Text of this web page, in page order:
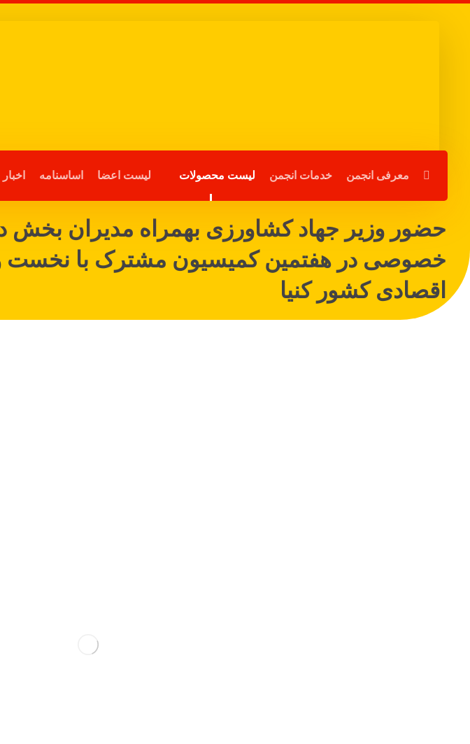
معرفی انجمن خدمات انجمن لیست محصولات لیست اعضا اساسنامه اخبار
حضور وزیر جهاد کشاورزی بهمراه مدیران بخش
خصوصی در هفتمین کمیسیون مشترک با نخست
اقصادی کشور کنیا